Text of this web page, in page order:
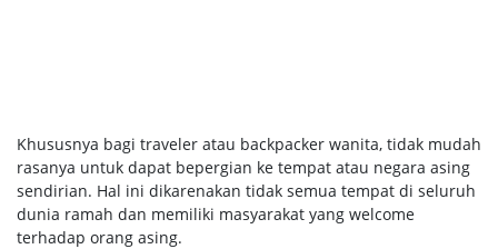
Khususnya bagi traveler atau backpacker wanita, tidak mudah
rasanya untuk dapat bepergian ke tempat atau negara asing
sendirian. Hal ini dikarenakan tidak semua tempat di seluruh
dunia ramah dan memiliki masyarakat yang welcome
terhadap orang asing.